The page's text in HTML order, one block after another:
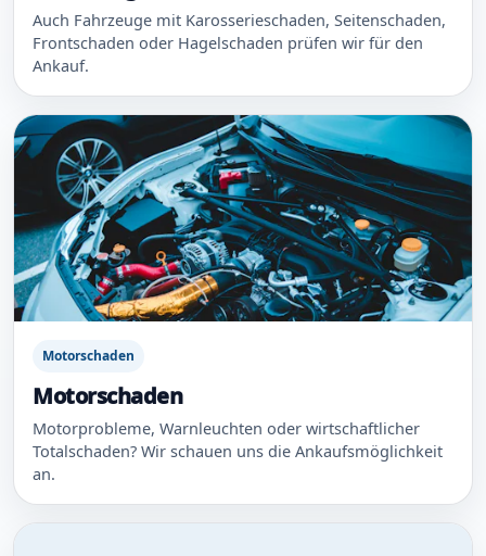
Auch Fahrzeuge mit Karosserieschaden, Seitenschaden,
Frontschaden oder Hagelschaden prüfen wir für den
Ankauf.
Motorschaden
Motorschaden
Motorprobleme, Warnleuchten oder wirtschaftlicher
Totalschaden? Wir schauen uns die Ankaufsmöglichkeit
an.